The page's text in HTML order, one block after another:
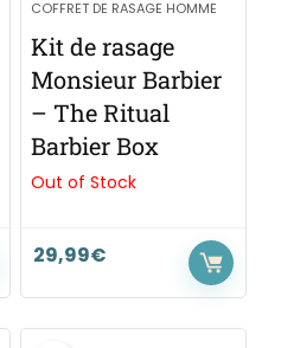
COFFRET DE RASAGE HOMME
Kit de rasage
Monsieur Barbier
– The Ritual
Barbier Box
Out of Stock
29,99€